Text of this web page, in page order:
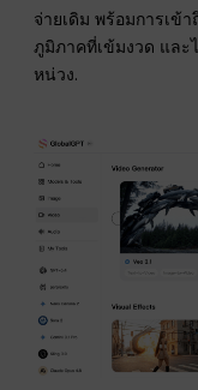
จ่ายเดิม พร้อมการเข้
ภูมิภาคที่เข้มงวด และ
หน่วง.